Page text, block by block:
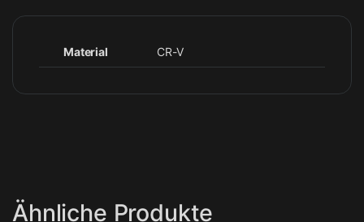
Material CR-V
Ähnliche Produkte